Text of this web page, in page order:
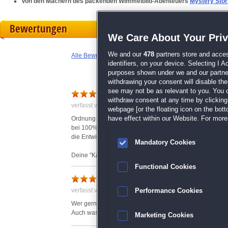
Bewertungen
Alle Bewertungen anzeigen
Reines Wimmelbild mit
verfasst von Claudia am 14.06.2013 um 10:50
Ordnung ist das halbe Leben, aber du liebst die
bei 100% Wimmelbild richtig. Denn hier heisst es:
die Entwickler meinen, was sie sagen: Du wirst suchen,
Deine "Karte" besteht aus insgesamt acht Boxen mit 9
haben viele der Hintergründe der Objektjagd nur grob
Wortsuchliste oder Bildervorgaben. Ziel ist es, beide
unerheblich. In der Hauptsache dient die
die endgültige Anzahl wirklich gemacht zu haben und
geben.
Diese Münzen benötigst du, um Boni zu kaufen. Dies
verfasst von Anonym am 31.03.2016 um 19:36
Wer gerne nur sucht oder wimmelt, ein schönes Spiel.
Auch was für Kinder.
We Care About Your
We and our 478 partners store and
identifiers, on your device. Selecting I
purposes shown under we and our
withdrawing your consent will disable
see may not be as relevant to you. You
withdraw consent at any time by
webpage [or the floating icon on the
have effect within our Website. For
Mandatory Cookies
Functional Cookies
Performance Cookies
Marketing Cookies